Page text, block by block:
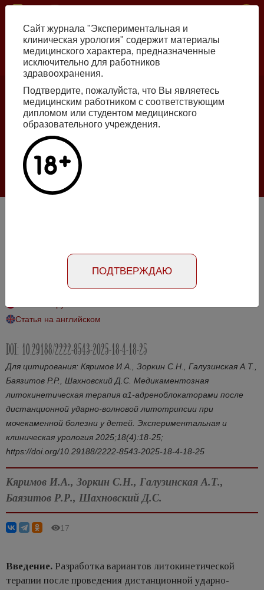
Перейти
основному
содержанию
Номер №2, 2026
Галлюцинации больших языковых моделей
в клинической урологии
ударноволновой литотрипсии при мочекаменной болезни
Статья на английском
DOI: 10.29188/2222-8543-2025-18-4-18-25
Для цитирования: Кяримов И.А., Зоркин С.Н., Галузинская А.Т.,
Баязитов Р.Р., Шахновский Д.С. Медикаментозная
литокинетическая терапия α1-адреноблокаторами после
дистанционной ударно-волновой литотрипсии при
мочекаменной болезни у детей. Экспериментальная и
клиническая урология 2025;18(4):18-25;
https://doi.org/10.29188/2222-8543-2025-18-4-18-25
Кяримов И.А., Зоркин С.Н., Галузинская А.Т.,
Баязитов Р.Р., Шахновский Д.С.
17
Введение. Разработка вариантов литокинетической
терапии после проведения дистанционной ударно-
Сайт журнала "Экспериментальная и
клиническая урология" содержит материалы
медицинского характера, предназначенные
исключительно для работников
здравоохранения.
Подтвердите, пожалуйста, что Вы являетесь
медицинским работником с соответствующим
дипломом или студентом медицинского
образовательного учреждения.
ПОДТВЕРЖДАЮ